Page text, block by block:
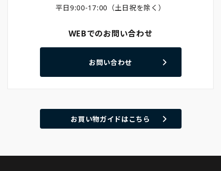
平日9:00-17:00（土日祝を除く）
WEBでのお問い合わせ
お問い合わせ
お買い物ガイドはこちら